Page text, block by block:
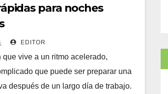
para noches
EDITOR
vive a un ritmo acelerado,
que puede ser preparar una
después de un largo día de trabajo.